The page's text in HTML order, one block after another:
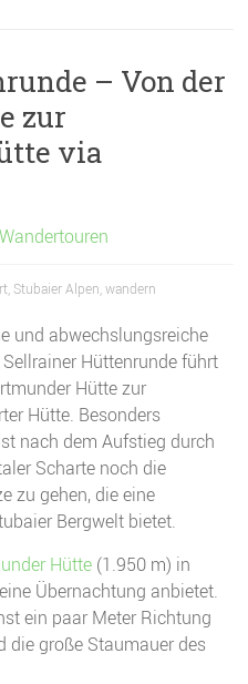
– Von der
zur
via
Wandertouren
Stubaier Alpen ,wandern
und abwechslungsreiche
Sellrainer Hüttenrunde führt
Hütte zur
Hütte. Besonders
nach dem Aufstieg durch
Scharte noch die
zu gehen, die eine
Bergwelt bietet.
Hütte (1.950 m) in
Übernachtung anbietet.
ein paar Meter Richtung
die große Staumauer des